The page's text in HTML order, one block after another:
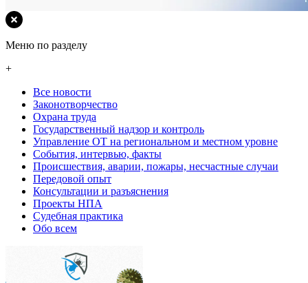
Меню по разделу
+
Все новости
Законотворчество
Охрана труда
Государственный надзор и контроль
Управление ОТ на региональном и местном уровне
События, интервью, факты
Происшествия, аварии, пожары, несчастные случаи
Передовой опыт
Консультации и разъяснения
Проекты НПА
Судебная практика
Обо всем